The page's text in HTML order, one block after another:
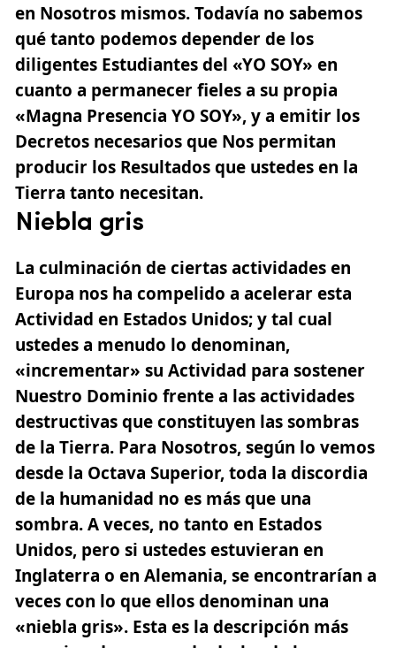
en Nosotros mismos. Todavía no sabemos
qué tanto podemos depender de los
diligentes Estudiantes del «YO SOY» en
cuanto a permanecer fieles a su propia
«Magna Presencia YO SOY», y a emitir los
Decretos necesarios que Nos permitan
producir los Resultados que ustedes en la
Tierra tanto necesitan.
Niebla gris
La culminación de ciertas actividades en
Europa nos ha compelido a acelerar esta
Actividad en Estados Unidos; y tal cual
ustedes a menudo lo denominan,
«incrementar» su Actividad para sostener
Nuestro Dominio frente a las actividades
destructivas que constituyen las sombras
de la Tierra. Para Nosotros, según lo vemos
desde la Octava Superior, toda la discordia
de la humanidad no es más que una
sombra. A veces, no tanto en Estados
Unidos, pero si ustedes estuvieran en
Inglaterra o en Alemania, se encontrarían a
veces con lo que ellos denominan una
«niebla gris». Esta es la descripción más